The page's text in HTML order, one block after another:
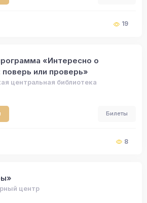
19
«Интересно о
или проверь»
центральная библиотека
Билеты
8
центр